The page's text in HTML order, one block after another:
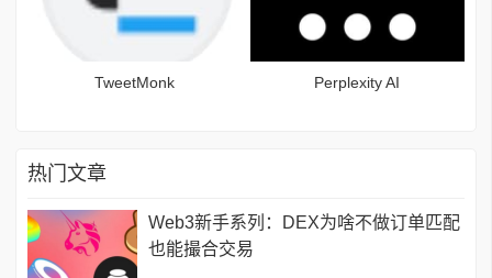
TweetMonk Perplexity AI
热门文章
Web3新手系列：DEX为啥不做订单匹配
也能撮合交易